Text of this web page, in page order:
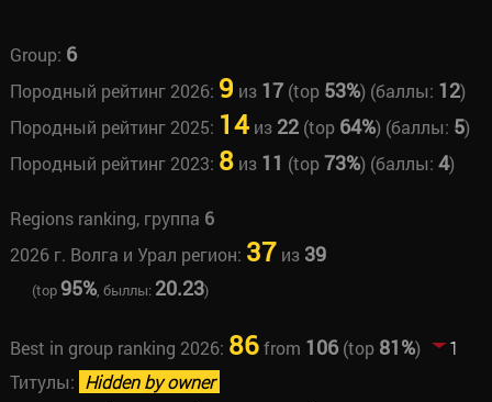
Group: 6
Породный рейтинг 2026: 9 из 17(top 53%) (баллы: 12)
Породный рейтинг 2025: 14из 22(top 64%) (баллы: 5)
Породный рейтинг 2023: 8из 11 (top73%) (баллы: 4)
Regions ranking, группа 6
2026 г. Волга и Урал регион: 37 из 39
(top95%, быллы: 20.23)
Best in group ranking 2026: 86from 106(top 81%)
1
Титулы: Hidden by owner